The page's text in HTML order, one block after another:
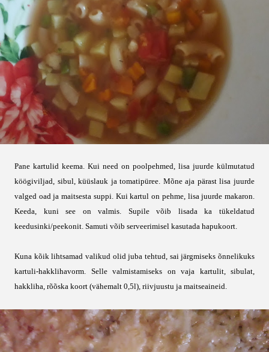
Pane kartulid keema. Kui need on poolpehmed, lisa juurde külmutatud
köögiviljad, sibul, küüslauk ja tomatipüree. Mõne aja pärast lisa juurde
valged oad ja maitsesta suppi. Kui kartul on pehme, lisa juurde makaron.
Keeda, kuni see on valmis. Supile võib lisada ka tükeldatud
keedusinki/peekonit. Samuti võib serveerimisel kasutada hapukoort.
Kuna kõik lihtsamad valikud olid juba tehtud, sai järgmiseks õnnelikuks
kartuli-hakklihavorm. Selle valmistamiseks on vaja kartulit, sibulat,
hakkliha, rõõska koort (vähemalt 0,5l), riivjuustu ja maitseaineid.